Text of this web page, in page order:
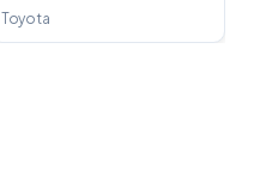
Toyota